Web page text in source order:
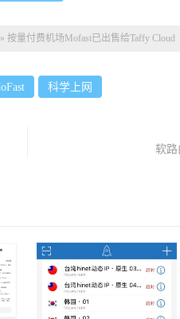
» 按量付费机场Mofast已出售给Taffy Cloud
科学上网
软路